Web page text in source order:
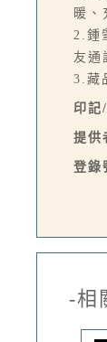
暖、
2.鍾
友通
3.藏
印記
提供
登錄
-相